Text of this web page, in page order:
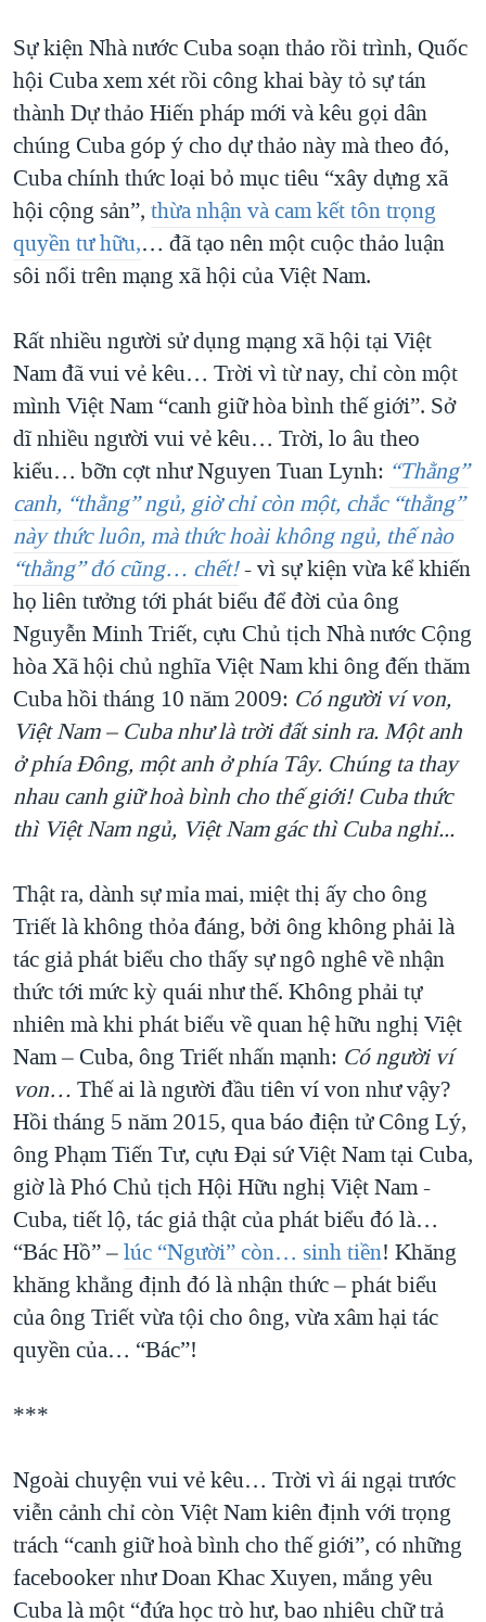
THƯỢNG ĐỈNH TRUMP-KIM TẠI VIỆT NAM
TRỊNH VĨNH BÌNH VS. CHÍNH PHỦ VIỆT NAM
NGƯ DÂN VIỆT VÀ LÀN SÓNG TRỘM HẢI SÂM
BÊN KIA QUỐC LỘ: TIẾNG VỌNG TỪ NÔNG THÔN MỸ
QUAN HỆ VIỆT MỸ
Sự kiện Nhà nước Cuba soạn thảo rồi trình, Quốc
hội Cuba xem xét rồi công khai bày tỏ sự tán
thành Dự thảo Hiến pháp mới và kêu gọi dân
chúng Cuba góp ý cho dự thảo này mà theo đó,
Cuba chính thức loại bỏ mục tiêu “xây dựng xã
hội cộng sản”, thừa nhận và cam kết tôn trọng
quyền tư hữu,… đã tạo nên một cuộc thảo luận
sôi nổi trên mạng xã hội của Việt Nam.
Rất nhiều người sử dụng mạng xã hội tại Việt
Nam đã vui vẻ kêu… Trời vì từ nay, chỉ còn một
mình Việt Nam “canh giữ hòa bình thế giới”. Sở
dĩ nhiều người vui vẻ kêu… Trời, lo âu theo
kiểu… bỡn cợt như Nguyen Tuan Lynh: “Thằng”
canh, “thằng” ngủ, giờ chỉ còn một, chắc “thằng”
này thức luôn, mà thức hoài không ngủ, thế nào
“thằng” đó cũng… chết!- vì sự kiện vừa kể khiến
họ liên tưởng tới phát biểu để đời của ông
Nguyễn Minh Triết, cựu Chủ tịch Nhà nước Cộng
hòa Xã hội chủ nghĩa Việt Nam khi ông đến thăm
Cuba hồi tháng 10 năm 2009: Có người ví von,
Việt Nam – Cuba như là trời đất sinh ra. Một anh
ở phía Đông, một anh ở phía Tây. Chúng ta thay
nhau canh giữ hoà bình cho thế giới! Cuba thức
thì Việt Nam ngủ, Việt Nam gác thì Cuba nghỉ...
Thật ra, dành sự mỉa mai, miệt thị ấy cho ông
Triết là không thỏa đáng, bởi ông không phải là
tác giả phát biểu cho thấy sự ngô nghê về nhận
thức tới mức kỳ quái như thế. Không phải tự
nhiên mà khi phát biểu về quan hệ hữu nghị Việt
Nam – Cuba, ông Triết nhấn mạnh: Có người ví
von… Thế ai là người đầu tiên ví von như vậy?
Hồi tháng 5 năm 2015, qua báo điện tử Công Lý,
ông Phạm Tiến Tư, cựu Đại sứ Việt Nam tại Cuba,
giờ là Phó Chủ tịch Hội Hữu nghị Việt Nam -
Cuba, tiết lộ, tác giả thật của phát biểu đó là…
“Bác Hồ” –lúc “Người” còn… sinh tiền! Khăng
khăng khẳng định đó là nhận thức – phát biểu
của ông Triết vừa tội cho ông, vừa xâm hại tác
quyền của… “Bác”!
***
Ngoài chuyện vui vẻ kêu… Trời vì ái ngại trước
viễn cảnh chỉ còn Việt Nam kiên định với trọng
trách “canh giữ hoà bình cho thế giới”, có những
facebooker như Doan Khac Xuyen, mắng yêu
Cuba là một “đứa học trò hư, bao nhiêu chữ trả